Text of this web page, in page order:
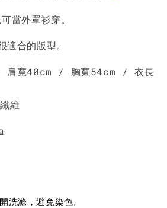
當外罩衫穿。
合的版型。
肩寬40cm / 胸寬54cm / 衣長
維
洗滌，避免染色。